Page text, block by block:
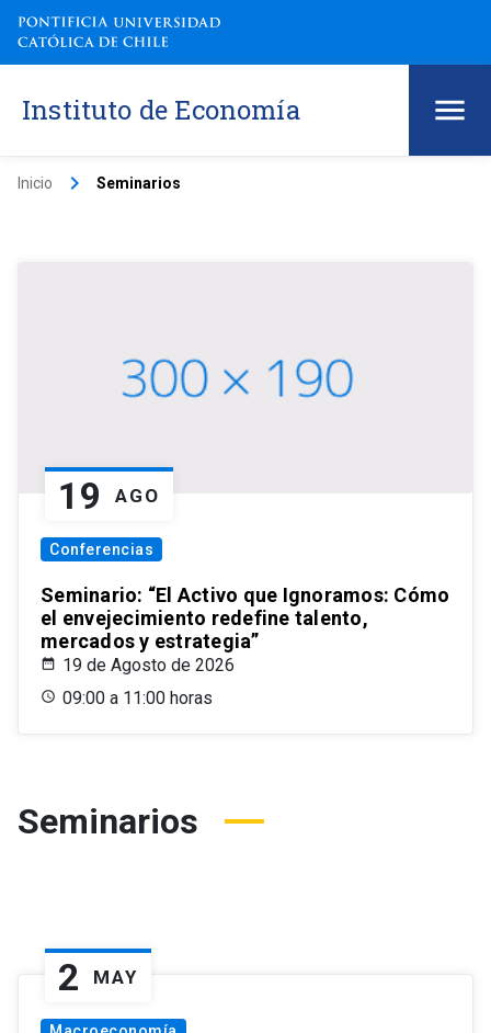
Instituto de Economía
Inicio keyboard_arrow_right Seminarios
19 AGO
Conferencias
Seminario: “El Activo que Ignoramos: Cómo
el envejecimiento redefine talento,
mercados y estrategia”
19 de Agosto de 2026
09:00 a 11:00 horas
Seminarios
2 MAY